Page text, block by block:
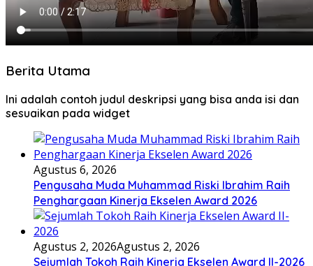
Berita Utama
Ini adalah contoh judul deskripsi yang bisa anda isi dan
sesuaikan pada widget
Agustus 6, 2026
Pengusaha Muda Muhammad Riski Ibrahim Raih
Penghargaan Kinerja Ekselen Award 2026
Agustus 2, 2026Agustus 2, 2026
Sejumlah Tokoh Raih Kinerja Ekselen Award II-2026